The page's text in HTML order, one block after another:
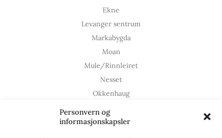
Personvern og
informasjonskapsler
Ekne
Levanger sentrum
Markabygda
Moan
Mule/Rinnleiret
Nesset
Okkenhaug
Røstad